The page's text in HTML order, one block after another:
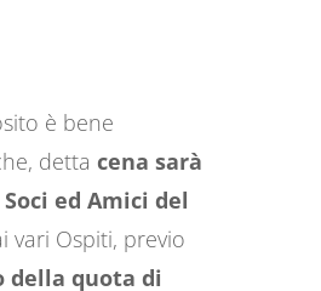
è bene
detta cena sarà
ed Amici del
vari Ospiti, previo
della quota di